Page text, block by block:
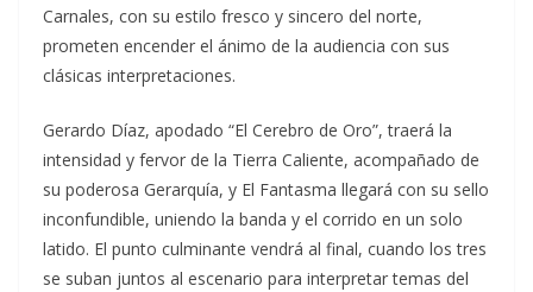
Carnales, con su estilo fresco y sincero del norte,
prometen encender el ánimo de la audiencia con sus
clásicas interpretaciones.
Gerardo Díaz, apodado “El Cerebro de Oro”, traerá la
intensidad y fervor de la Tierra Caliente, acompañado de
su poderosa Gerarquía, y El Fantasma llegará con su sello
inconfundible, uniendo la banda y el corrido en un solo
latido. El punto culminante vendrá al final, cuando los tres
se suban juntos al escenario para interpretar temas del